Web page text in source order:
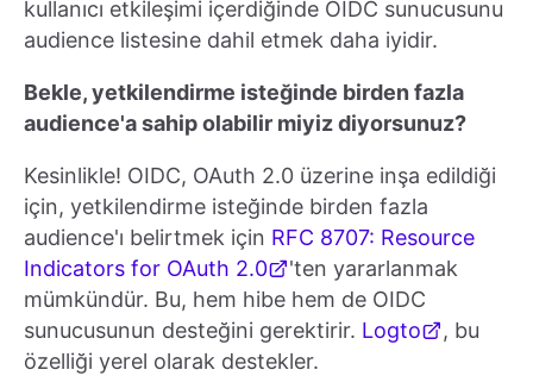
kullanıcı etkileşimi içerdiğinde OIDC sunucusunu
audience listesine dahil etmek daha iyidir.
Bekle, yetkilendirme isteğinde birden fazla
audience'a sahip olabilir miyiz diyorsunuz?
Kesinlikle! OIDC, OAuth 2.0 üzerine inşa edildiği
için, yetkilendirme isteğinde birden fazla
audience'ı belirtmek için RFC 8707: Resource
Indicators for OAuth 2.0
'ten yararlanmak
mümkündür. Bu, hem hibe hem de OIDC
sunucusunun desteğini gerektirir. Logto
, bu
özelliği yerel olarak destekler.